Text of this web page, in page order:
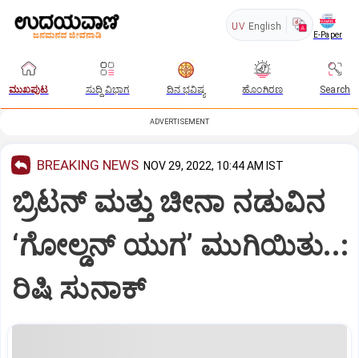
UV English
E-Paper
ಮುಖಪುಟ ಸುದ್ದಿ ವಿಭಾಗ ದಿನ ಭವಿಷ್ಯ ಹೊಂಗಿರಣ Search
ADVERTISEMENT
BREAKING NEWS NOV 29, 2022, 10:44 AM IST
ಬ್ರಿಟನ್ ಮತ್ತು ಚೀನಾ ನಡುವಿನ
‘ಗೋಲ್ಡನ್ ಯುಗ’ ಮುಗಿಯಿತು..:
ರಿಷಿ ಸುನಾಕ್